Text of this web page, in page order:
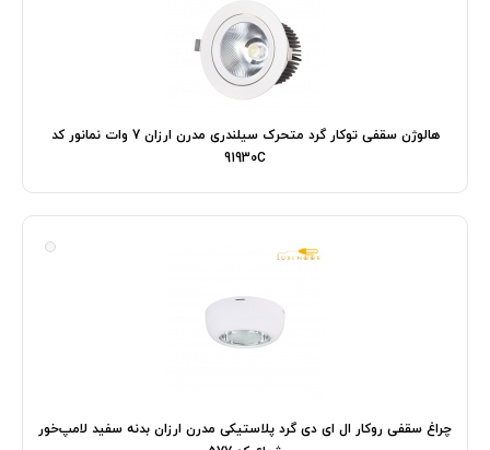
هالوژن سقفی توکار گرد متحرک سیلندری مدرن ارزان 7 وات نمانور کد
91930C
چراغ سقفی روکار ال ای دی گرد پلاستیکی مدرن ارزان بدنه سفید لامپ‌خور